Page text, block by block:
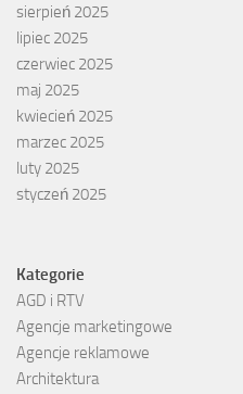
sierpień 2025
lipiec 2025
czerwiec 2025
maj 2025
kwiecień 2025
marzec 2025
luty 2025
styczeń 2025
Kategorie
AGD i RTV
Agencje marketingowe
Agencje reklamowe
Architektura